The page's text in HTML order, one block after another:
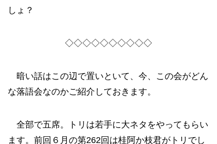
しょ？
◇◇◇◇◇◇◇◇◇◇
暗い話はこの辺で置いといて、今、この会がどん
な落語会なのかご紹介しておきます。
全部で五席。トリは若手に大ネタをやってもらい
ます。前回６月の第262回は桂阿か枝君がトリでし